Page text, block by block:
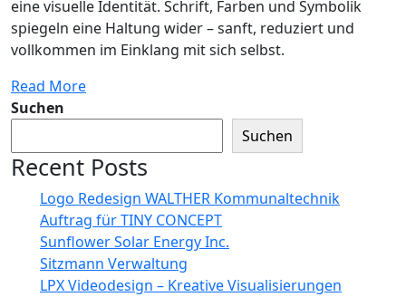
eine visuelle Identität. Schrift, Farben und Symbolik
spiegeln eine Haltung wider – sanft, reduziert und
vollkommen im Einklang mit sich selbst.
Read More
Suchen
Suchen
Recent Posts
Logo Redesign WALTHER Kommunaltechnik
Auftrag für TINY CONCEPT
Sunflower Solar Energy Inc.
Sitzmann Verwaltung
LPX Videodesign – Kreative Visualisierungen